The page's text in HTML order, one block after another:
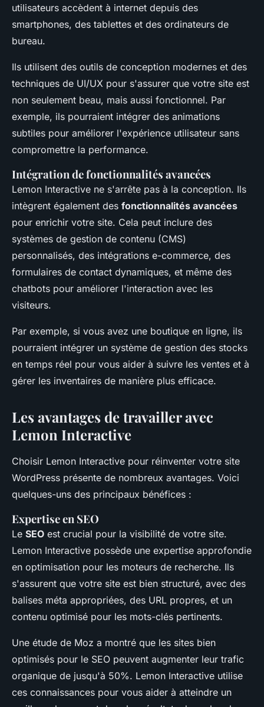
utilisateurs accèdent à internet depuis des
smartphones, des tablettes et des ordinateurs de
bureau.
Ils utilisent des outils de conception modernes et des
techniques de UI/UX pour s'assurer que votre site est
non seulement beau, mais aussi fonctionnel. Par
exemple, ils pourraient intégrer des animations
subtiles pour améliorer l'expérience utilisateur sans
compromettre la performance.
Intégration de fonctionnalités avancées
Lemon Interactive ne s'arrête pas à la conception. Ils
intègrent également des fonctionnalités avancées
pour enrichir votre site. Cela peut inclure des
systèmes de gestion de contenu (CMS)
personnalisés, des intégrations e-commerce, des
formulaires de contact dynamiques, et même des
chatbots pour améliorer l'interaction avec les
visiteurs.
Par exemple, si vous avez une boutique en ligne, ils
pourraient intégrer un système de gestion des stocks
en temps réel pour vous aider à suivre les ventes et à
gérer les inventaires de manière plus efficace.
Les avantages de travailler avec
Lemon Interactive
Choisir Lemon Interactive pour réinventer votre site
WordPress présente de nombreux avantages. Voici
quelques-uns des principaux bénéfices :
Expertise en SEO
Le SEO est crucial pour la visibilité de votre site.
Lemon Interactive possède une expertise approfondie
en optimisation pour les moteurs de recherche. Ils
s'assurent que votre site est bien structuré, avec des
balises méta appropriées, des URL propres, et un
contenu optimisé pour les mots-clés pertinents.
Une étude de Moz a montré que les sites bien
optimisés pour le SEO peuvent augmenter leur trafic
organique de jusqu'à 50%. Lemon Interactive utilise
ces connaissances pour vous aider à atteindre un